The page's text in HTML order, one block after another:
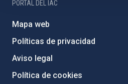
PORTAL DEL IAC
Mapa web
Políticas de privacidad
Aviso legal
Política de cookies